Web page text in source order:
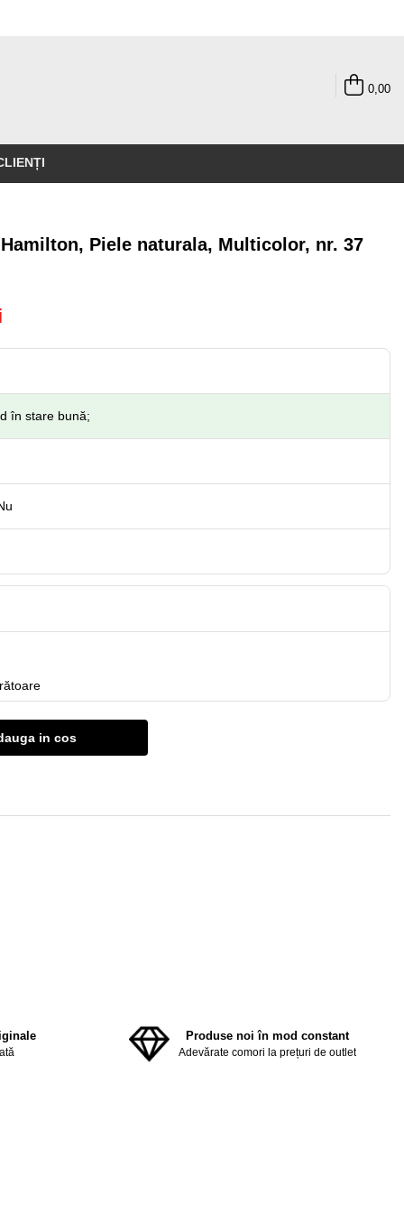
0,00
Piele naturala, Multicolor, nr. 37
în stare bună;
in cos
Produse noi în mod constant
Adevărate comori la prețuri de outlet